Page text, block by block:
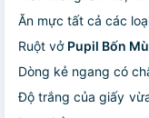
Ăn mực tất cả các
Ruột vở Pupil Bốn
Dòng kẻ ngang có
Độ trắng của giấy